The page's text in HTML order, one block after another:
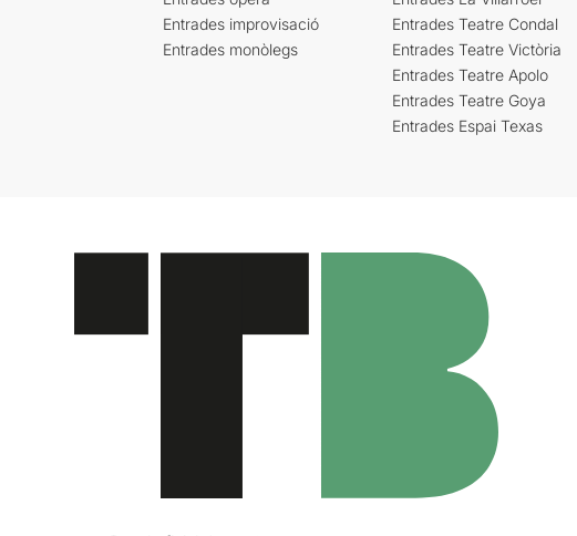
Entrades improvisació
Entrades monòlegs
Entrades Teatre Condal
Entrades Teatre Victòria
Entrades Teatre Apolo
Entrades Teatre Goya
Entrades Espai Texas